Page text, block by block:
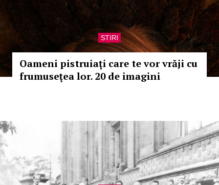
STIRI
Oameni pistruiaţi care te vor vrăji cu
frumuseţea lor. 20 de imagini